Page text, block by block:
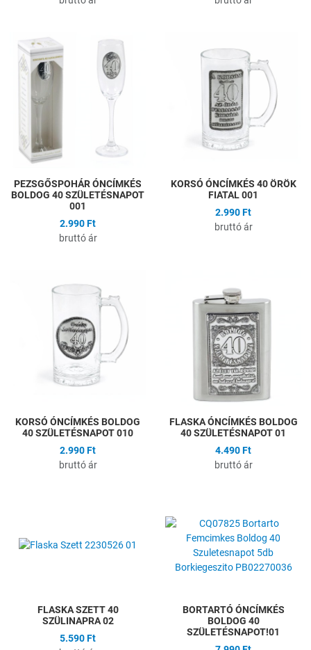
Összehasonlítás
PEZSGŐSPOHÁR ÓNCÍMKÉS
BOLDOG 40 SZÜLETÉSNAPOT
001
2.990 Ft
bruttó ár
KORSÓ ÓNCÍMKÉS 40 ÖRÖK
FIATAL 001
2.990 Ft
bruttó ár
Összehasonlítás
KORSÓ ÓNCÍMKÉS BOLDOG
40 SZÜLETÉSNAPOT 010
2.990 Ft
bruttó ár
FLASKA ÓNCÍMKÉS BOLDOG
40 SZÜLETÉSNAPOT 01
4.490 Ft
bruttó ár
Összehasonlítás
Gyors nézet
FLASKA SZETT 40
SZÜLINAPRA 02
5.590 Ft
BORTARTÓ ÓNCÍMKÉS
BOLDOG 40
SZÜLETÉSNAPOT!01